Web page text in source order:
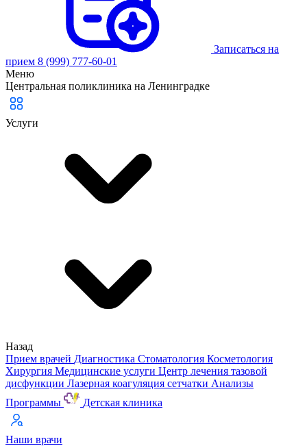
Записаться на
прием 8 (999) 777-60-01
Меню
Центральная поликлиника на Ленинградке
Услуги
Назад
Прием врачей Диагностика Стоматология Косметология
Хирургия Медицинские услуги Центр лечения тазовой
дисфункции Лазерная коагуляция сетчатки Анализы
Программы
Детская клиника
Наши врачи